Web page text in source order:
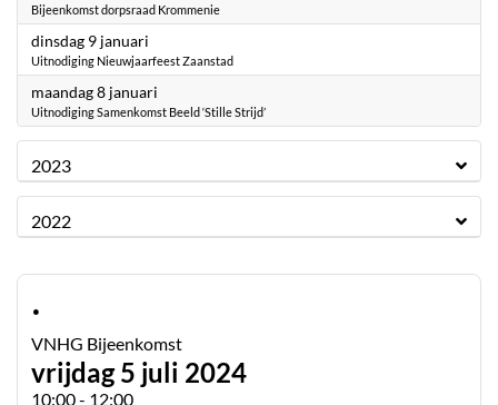
Bijeenkomst dorpsraad Krommenie
dinsdag 9 januari
Uitnodiging Nieuwjaarfeest Zaanstad
maandag 8 januari
Uitnodiging Samenkomst Beeld ‘Stille Strijd’
2023
2022
·
VNHG Bijeenkomst
vrijdag 5 juli 2024
10:00 - 12:00